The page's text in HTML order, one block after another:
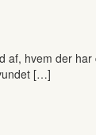
af, hvem der
[…]